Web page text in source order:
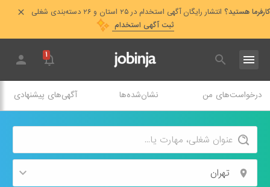
کارفرما هستید؟ انتشار رایگان آگهی استخدام در ۲۵ استان و ۲۶ دسته‌بندی شغلی
ثبت آگهی استخدام
۱
درخواست‌های من نشان‌شده‌ها آگهی‌های پیشنهادی
تهران